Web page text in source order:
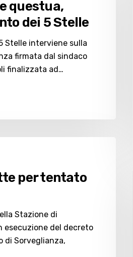
questua,
dei 5 Stelle
Stelle interviene sulla
firmata dal sindaco
finalizzata ad…
per tentato
Stazione di
esecuzione del decreto
di Sorveglianza,